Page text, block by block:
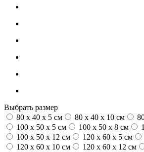
Выбрать размер
80 x 40 x 5 см
80 x 40 x 10 см
100 x 50 x 5 см
100 х 50 х 8 см
100 x 50 x 12 см
120 x 60 x 5 см
120 x 60 x 10 см
120 x 60 x 12 см